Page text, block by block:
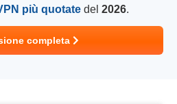
più quotate del 2026.
completa